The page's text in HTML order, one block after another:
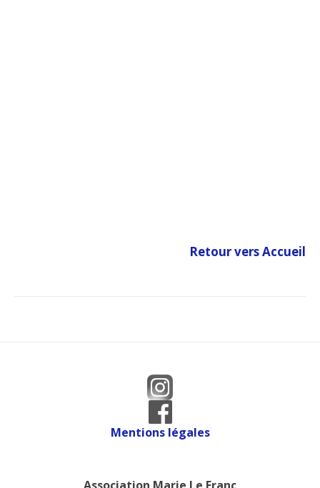
Retour vers Accueil
Mentions légales